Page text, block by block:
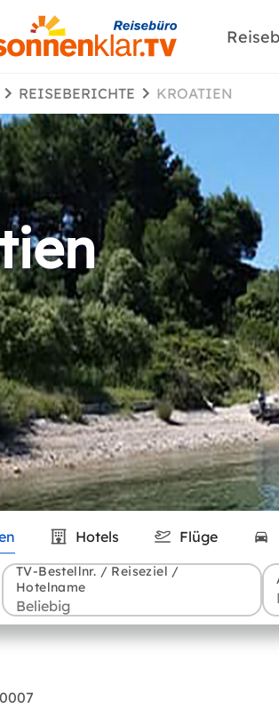
REISEBERICHTE KROATIEN
Hotels Flüge
TV-Bestellnr. / Reiseziel /
Hotelname